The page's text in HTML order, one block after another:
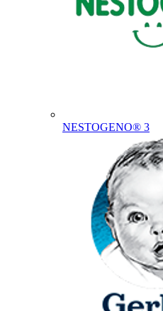
NESTOGENO® 3